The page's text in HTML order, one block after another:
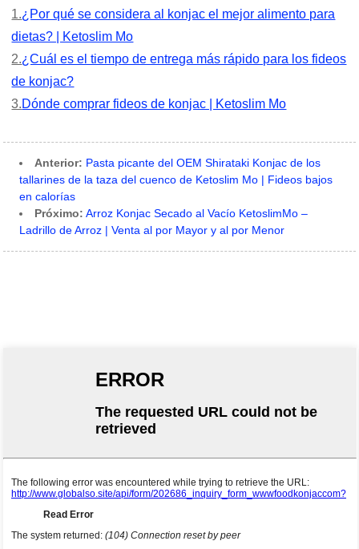
1.¿Por qué se considera al konjac el mejor alimento para
dietas? | Ketoslim Mo
2.¿Cuál es el tiempo de entrega más rápido para los fideos
de konjac?
3.Dónde comprar fideos de konjac | Ketoslim Mo
Anterior: Pasta picante del OEM Shirataki Konjac de los
tallarines de la taza del cuenco de Ketoslim Mo | Fideos bajos
en calorías
Próximo: Arroz Konjac Secado al Vacío KetoslimMo –
Ladrillo de Arroz | Venta al por Mayor y al por Menor